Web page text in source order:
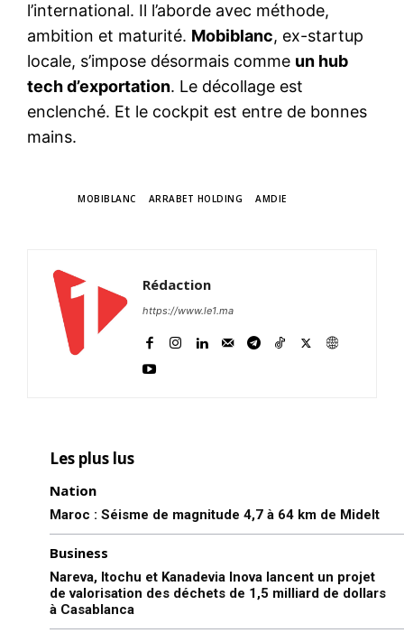
l’international. Il l’aborde avec méthode,
ambition et maturité. Mobiblanc, ex-startup
locale, s’impose désormais comme un hub
tech d’exportation. Le décollage est
enclenché. Et le cockpit est entre de bonnes
mains.
MOBIBLANC ARRABET HOLDING AMDIE
Rédaction
https://www.le1.ma
Les plus lus
Nation
Maroc : Séisme de magnitude 4,7 à 64 km de Midelt
Business
Nareva, Itochu et Kanadevia Inova lancent un projet
de valorisation des déchets de 1,5 milliard de dollars
à Casablanca